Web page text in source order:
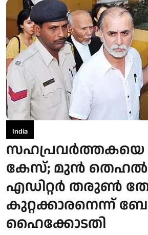
India
സഹപ്രവർത്തകയെ
കേസ്; മുൻ
എഡിറ്റർ തരുൺ
കുറ്റക്കാരനെന്ന്
ഹൈക്കോടതി